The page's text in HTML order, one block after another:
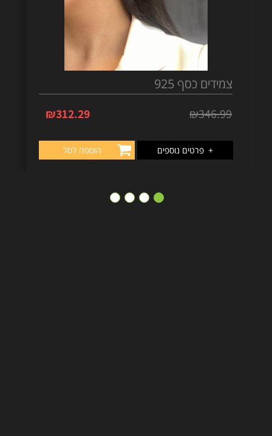
צמידים כסף 925
₪346.99
₪312.29
+ פרטים נוספים הוספה לסל